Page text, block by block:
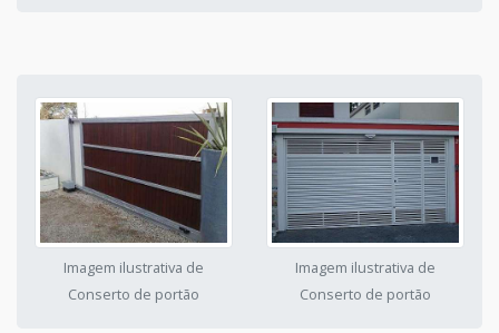
Imagem ilustrativa de
Conserto de portão
Imagem ilustrativa de
Conserto de portão